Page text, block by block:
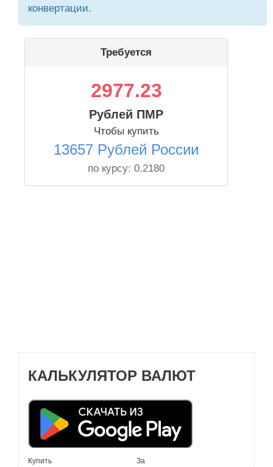
конвертации.
Требуется
2977.23
Рублей ПМР
Чтобы купить
13657 Рублей России
по курсу: 0.2180
КАЛЬКУЛЯТОР ВАЛЮТ
Купить За